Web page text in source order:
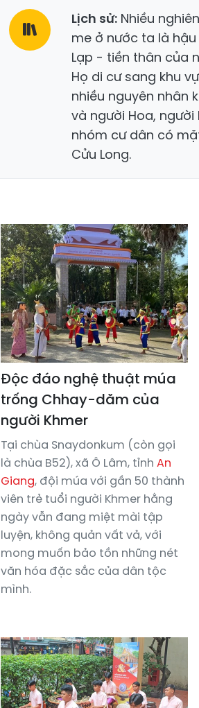
Lịch sử: Nhiều
me ở nước ta là
Lạp - tiền thân của
Họ di cư sang khu
nhiều nguyên nhân
và người Hoa,
nhóm cư dân có
Cửu Long.
Độc đáo nghệ thuật múa
trống Chhay-dăm của
người Khmer
Tại chùa Snaydonkum (còn gọi
là chùa B52), xã Ô Lâm, tỉnh An
Giang, đội múa với gần 50 thành
viên trẻ tuổi người Khmer hằng
ngày vẫn đang miệt mài tập
luyện, không quản vất vả, với
mong muốn bảo tồn những nét
văn hóa đặc sắc của dân tộc
mình.